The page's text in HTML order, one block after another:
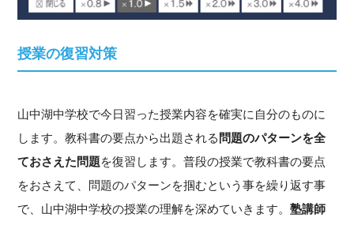
授業の復習対策
山中湖中学校で今日習った授業内容を確実に自分のものに
します。教科書の要点から出題される 問題のパターンを全
ておさえた問題を復習します。普段の授業で教科書の要点
をおさえて、問題のパターンを掴むという事を繰り返す事
で、山中湖中学校の授業の理解を深めていきます。塾講師